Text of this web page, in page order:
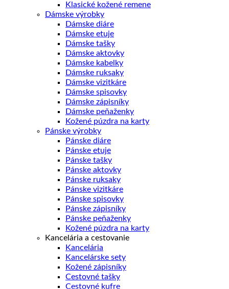
Klasické kožené remene
Dámske výrobky
Dámske diáre
Dámske etuje
Dámske tašky
Dámske aktovky
Dámske kabelky
Dámske ruksaky
Dámske vizitkáre
Dámske spisovky
Dámske zápisníky
Dámske peňaženky
Kožené púzdra na karty
Pánske výrobky
Pánske diáre
Pánske etuje
Pánske tašky
Pánske aktovky
Pánske ruksaky
Pánske vizitkáre
Pánske spisovky
Pánske zápisníky
Pánske peňaženky
Kožené púzdra na karty
Kancelária a cestovanie
Kancelária
Kancelárske sety
Kožené zápisníky
Cestovné tašky
Cestovné kufre